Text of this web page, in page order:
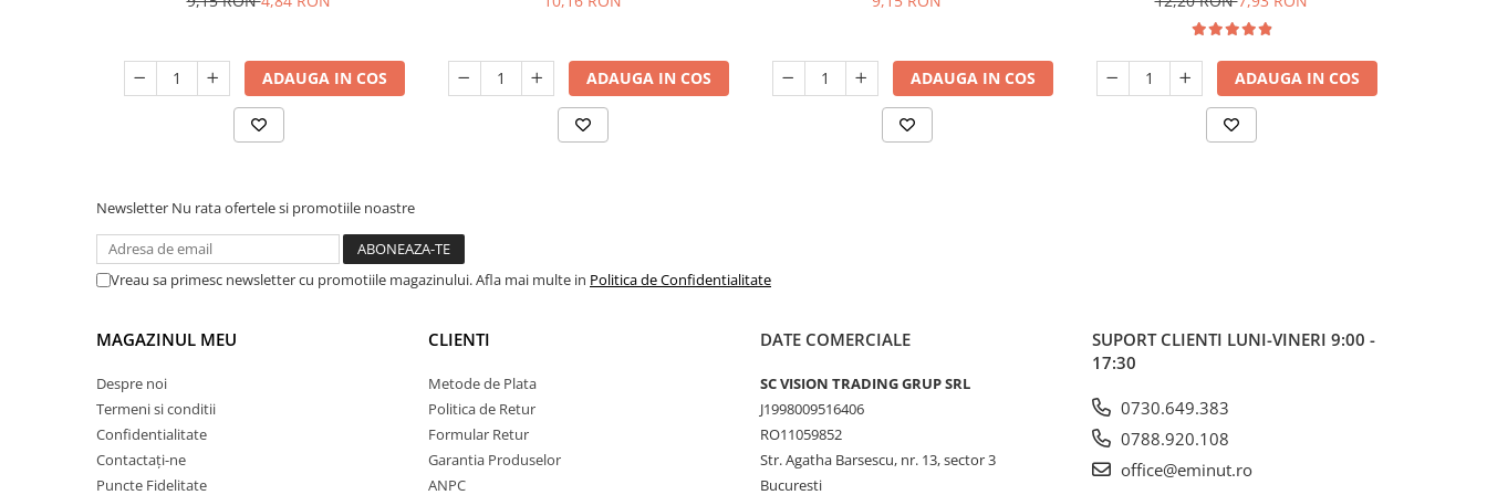
ADAUGA IN COS ADAUGA IN COS ADAUGA IN COS ADAUGA IN COS
Newsletter Nu rata ofertele si promotiile noastre
Vreau sa primesc newsletter cu promotiile magazinului. Afla mai multe in Politica de Confidentialitate
MAGAZINUL MEU
Despre noi
Termeni si conditii
Confidentialitate
Contactați-ne
Puncte Fidelitate
CLIENTI
Metode de Plata
Politica de Retur
Formular Retur
Garantia Produselor
ANPC
DATE COMERCIALE
SC VISION TRADING GRUP SRL
J1998009516406
RO11059852
Str. Agatha Barsescu, nr. 13, sector 3
Bucuresti
SUPORT CLIENTI LUNI-VINERI 9:00 -
17:30
0730.649.383
0788.920.108
office@eminut.ro